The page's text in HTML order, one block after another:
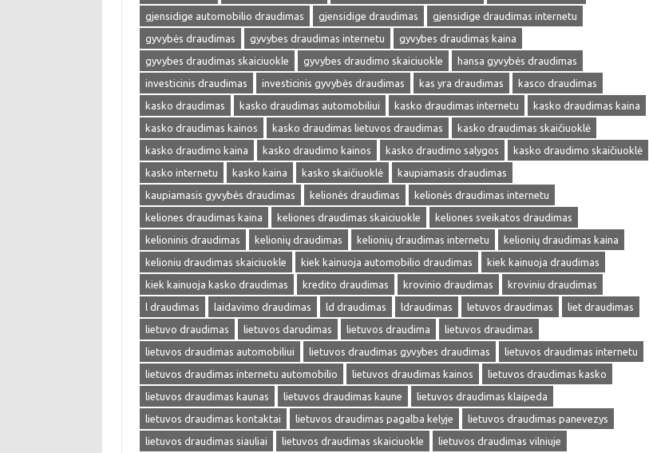
gjensidige automobilio draudimas
gjensidige draudimas
gjensidige draudimas internetu
gyvybės draudimas
gyvybes draudimas internetu
gyvybes draudimas kaina
gyvybes draudimas skaiciuokle
gyvybes draudimo skaiciuokle
hansa gyvybės draudimas
investicinis draudimas
investicinis gyvybės draudimas kas yra draudimas
kasco draudimas
kasko draudimas
kasko draudimas automobiliui kasko draudimas internetu
kasko draudimas kaina
kasko draudimas kainos
kasko draudimas lietuvos draudimas
kasko draudimas skaičiuoklė
kasko draudimo kaina
kasko draudimo kainos kasko draudimo salygos
kasko draudimo skaičiuoklė
kasko internetu
kasko kaina kasko skaičiuoklė
kaupiamasis draudimas
kaupiamasis gyvybės draudimas
kelionės draudimas
kelionės draudimas internetu
keliones draudimas kaina
keliones draudimas skaiciuokle
keliones sveikatos draudimas
kelioninis draudimas
kelionių draudimas kelionių draudimas internetu
kelionių draudimas kaina
kelioniu draudimas skaiciuokle
kiek kainuoja automobilio draudimas
kiek kainuoja draudimas
kiek kainuoja kasko draudimas
kredito draudimas krovinio draudimas
kroviniu draudimas
l draudimas
laidavimo draudimas ld draudimas ldraudimas letuvos draudimas
liet draudimas
lietuvo draudimas
lietuvos darudimas lietuvos draudima
lietuvos draudimas
lietuvos draudimas automobiliui
lietuvos draudimas gyvybes draudimas
lietuvos draudimas internetu
lietuvos draudimas internetu automobilio
lietuvos draudimas kainos
lietuvos draudimas kasko
lietuvos draudimas kaunas
lietuvos draudimas kaune
lietuvos draudimas klaipeda
lietuvos draudimas kontaktai
lietuvos draudimas pagalba kelyje
lietuvos draudimas panevezys
lietuvos draudimas siauliai
lietuvos draudimas skaiciuokle
lietuvos draudimas vilniuje